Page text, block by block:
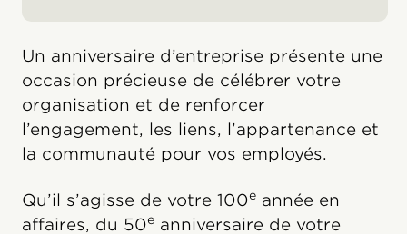
Un anniversaire d’entreprise présente une
occasion précieuse de célébrer votre
organisation et de renforcer
l’engagement, les liens, l’appartenance et
la communauté pour vos employés.
Qu’il s’agisse de votre 100e année en
affaires, du 50e anniversaire de votre